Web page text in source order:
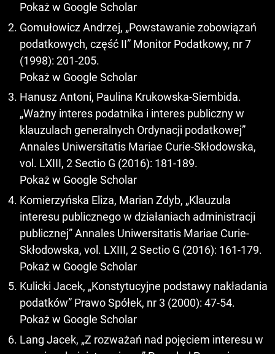
Pokaż w Google Scholar
Gomułowicz Andrzej, „Powstawanie zobowiązań
podatkowych, część II” Monitor Podatkowy, nr 7
(1998): 201-205.
Pokaż w Google Scholar
Hanusz Antoni, Paulina Krukowska-Siembida.
„Ważny interes podatnika i interes publiczny w
klauzulach generalnych Ordynacji podatkowej”
Annales Uniwersitatis Mariae Curie-Skłodowska,
vol. LXIII, 2 Sectio G (2016): 181-189.
Pokaż w Google Scholar
Komierzyńska Eliza, Marian Zdyb, „Klauzula
interesu publicznego w działaniach administracji
publicznej” Annales Uniwersitatis Mariae Curie-
Skłodowska, vol. LXIII, 2 Sectio G (2016): 161-179.
Pokaż w Google Scholar
Kulicki Jacek, „Konstytucyjne podstawy nakładania
podatków” Prawo Spółek, nr 3 (2000): 47-54.
Pokaż w Google Scholar
Lang Jacek, „Z rozważań nad pojęciem interesu w